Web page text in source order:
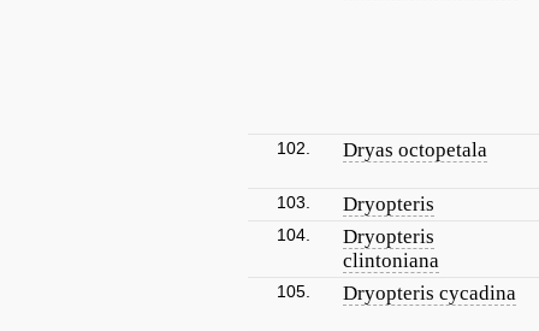
102. Dryas octopetala
103. Dryopteris
104.
Dryopteris
clintoniana
105. Dryopteris cycadina